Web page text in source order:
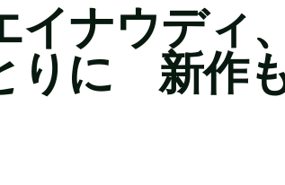
ナウディ
りに 新作